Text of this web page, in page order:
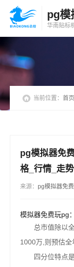
pg模
华南贴标
当前位置： 首页
pg模拟器免
格_行情_走
来源： pg模拟器免
模拟器免费玩pg：
总市值除以全
1000万,则预估
四分位特点是